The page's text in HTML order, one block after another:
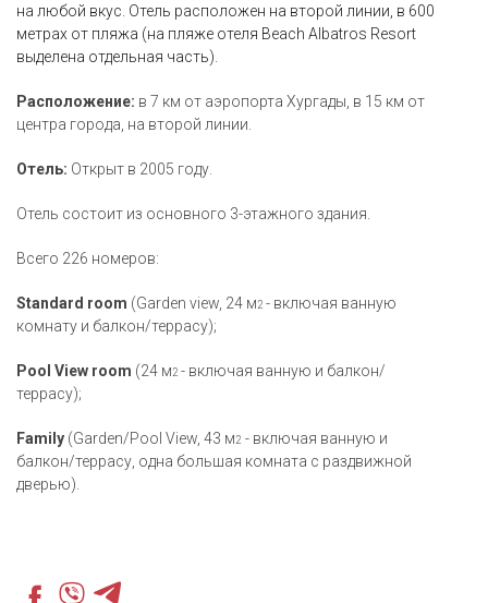
на любой вкус. Отель расположен на второй линии, в 600
метрах от пляжа (на пляже отеля Beach Albatros Resort
выделена отдельная часть).
Расположение: в 7 км от аэропорта Хургады, в 15 км от
центра города, на второй линии.
Отель: Открыт в 2005 году.
Отель состоит из основного 3-этажного здания.
Всего 226 номеров:
Standard room (Garden view, 24 м2 - включая ванную
комнату и балкон/террасу);
Pool View room (24 м2 - включая ванную и балкон/
террасу);
Family (Garden/Pool View, 43 м2 - включая ванную и
балкон/террасу, одна большая комната с раздвижной
дверью).